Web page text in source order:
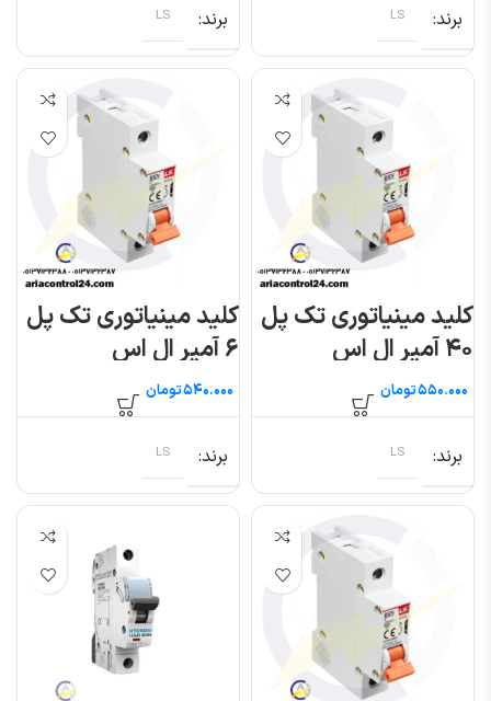
برند LS برند LS
کلید مینیاتوری تک پل
۴۰ آمپر ال اس
تومان
برند LS
کلید مینیاتوری تک پل
۶ آمپر ال اس
تومان
برند LS